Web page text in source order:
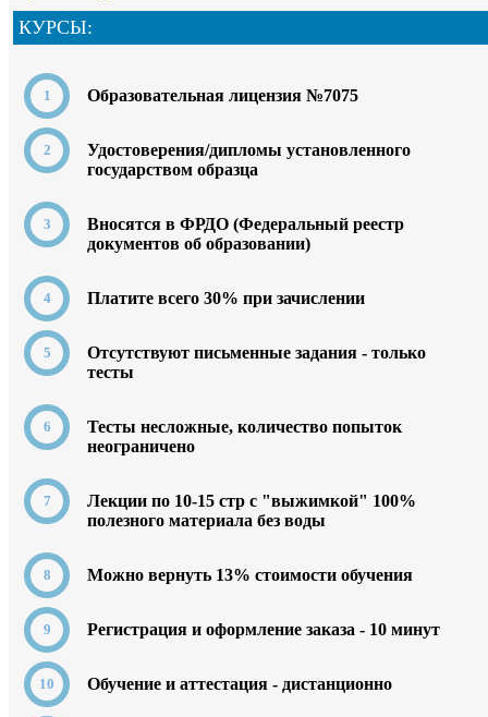
КУРСЫ:
Образовательная лицензия №7075
Удостоверения/дипломы установленного
государством образца
Вносятся в ФРДО (Федеральный реестр
документов об образовании)
Платите всего 30% при зачислении
Отсутствуют письменные задания - только
тесты
Тесты несложные, количество попыток
неограничено
Лекции по 10-15 стр с "выжимкой" 100%
полезного материала без воды
Можно вернуть 13% стоимости обучения
Регистрация и оформление заказа - 10 минут
Обучение и аттестация - дистанционно